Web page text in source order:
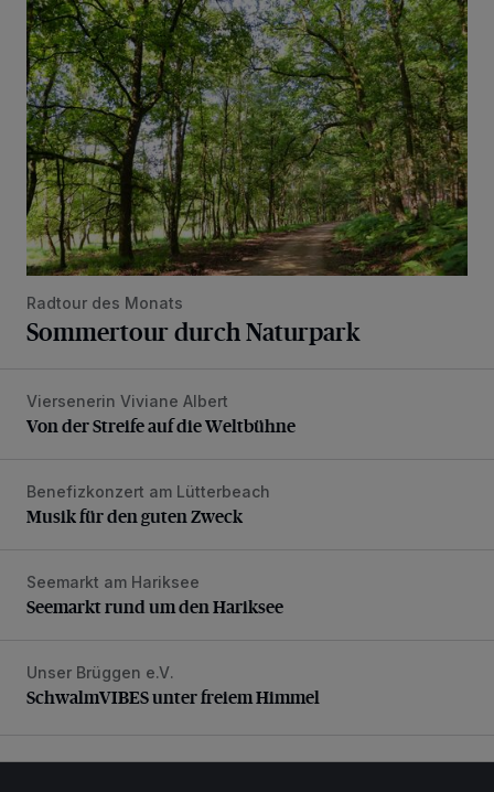
Sommertour durch Naturpark
Radtour des Monats
Sommertour durch Naturpark
Von der Streife auf die Weltbühne
Viersenerin Viviane Albert
Von der Streife auf die Weltbühne
Musik für den guten Zweck
Benefizkonzert am Lütterbeach
Musik für den guten Zweck
Seemarkt rund um den Hariksee
Seemarkt am Hariksee
Seemarkt rund um den Hariksee
SchwalmVIBES unter freiem Himmel
Unser Brüggen e.V.
SchwalmVIBES unter freiem Himmel